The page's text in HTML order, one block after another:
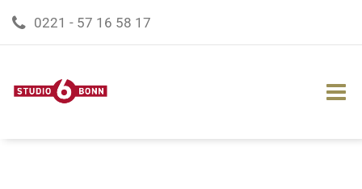
0221 - 57 16 58 17